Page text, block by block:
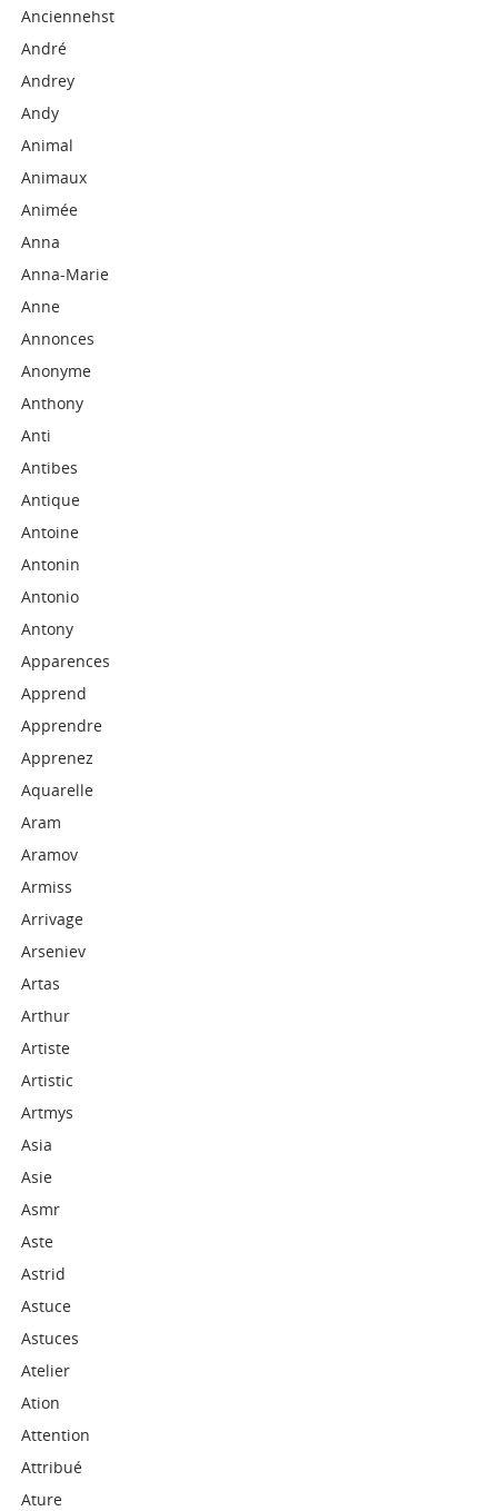
Anciennehst
André
Andrey
Andy
Animal
Animaux
Animée
Anna
Anna-Marie
Anne
Annonces
Anonyme
Anthony
Anti
Antibes
Antique
Antoine
Antonin
Antonio
Antony
Apparences
Apprend
Apprendre
Apprenez
Aquarelle
Aram
Aramov
Armiss
Arrivage
Arseniev
Artas
Arthur
Artiste
Artistic
Artmys
Asia
Asie
Asmr
Aste
Astrid
Astuce
Astuces
Atelier
Ation
Attention
Attribué
Ature